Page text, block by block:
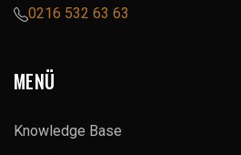
0216 532 63 63
MENÜ
Knowledge Base